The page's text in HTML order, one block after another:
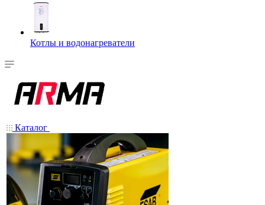
Котлы и водонагреватели
Каталог